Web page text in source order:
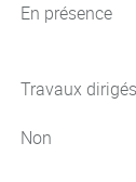
En présence
Travaux dirigés
Non